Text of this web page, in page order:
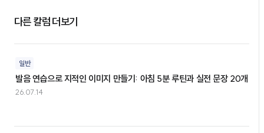
다른 칼럼 더보기
일반
발음 연습으로 지적인 이미지 만들기: 아침 5분 루틴과 실전 문장 20개
26.07.14